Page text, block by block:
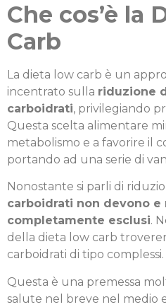
Che cos’è la
Carb
La dieta low carb è un
incentrato sulla riduzione
carboidrati, privilegiando
Questa scelta alimentare
metabolismo e a favorire il
portando ad una serie di
Nonostante si parli di
carboidrati non devono e
completamente esclusi.
della dieta low carb
carboidrati di tipo complessi.
Questa è una premessa
salute nel breve nel medio